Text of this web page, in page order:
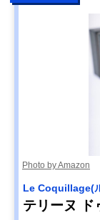
Photo by Amazon
Le Coquillage(
テリーヌ ド